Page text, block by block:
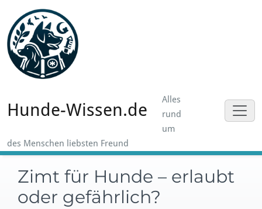
content
Hunde-Wissen.de
Alles
rund
um
des Menschen liebsten Freund
Zimt für Hunde – erlaubt
oder gefährlich?